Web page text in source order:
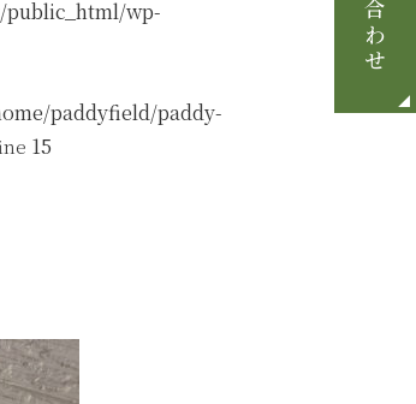
wp-
paddyfield/paddy-
15